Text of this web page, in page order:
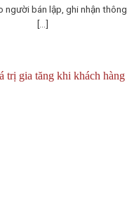
người bán lập, ghi nhận
[...]